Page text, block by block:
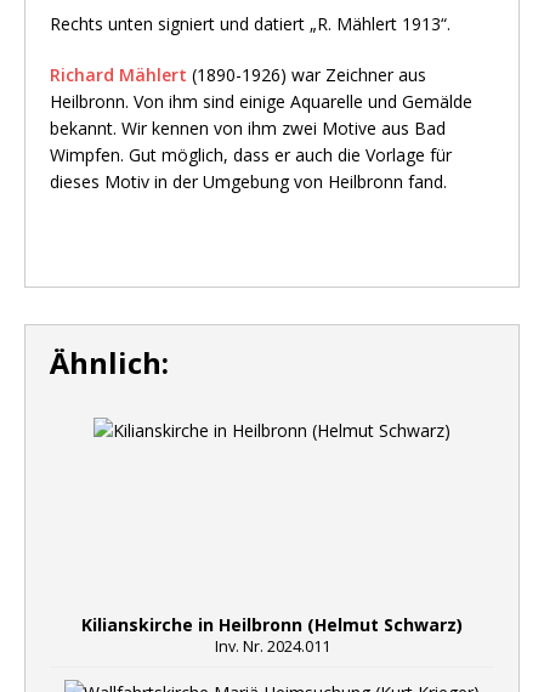
Rechts unten signiert und datiert „R. Mählert 1913“.
Richard Mählert (1890-1926) war Zeichner aus
Heilbronn. Von ihm sind einige Aquarelle und Gemälde
bekannt. Wir kennen von ihm zwei Motive aus Bad
Wimpfen. Gut möglich, dass er auch die Vorlage für
dieses Motiv in der Umgebung von Heilbronn fand.
Ähnlich:
Kilianskirche in Heilbronn (Helmut Schwarz)
Inv. Nr. 2024.011